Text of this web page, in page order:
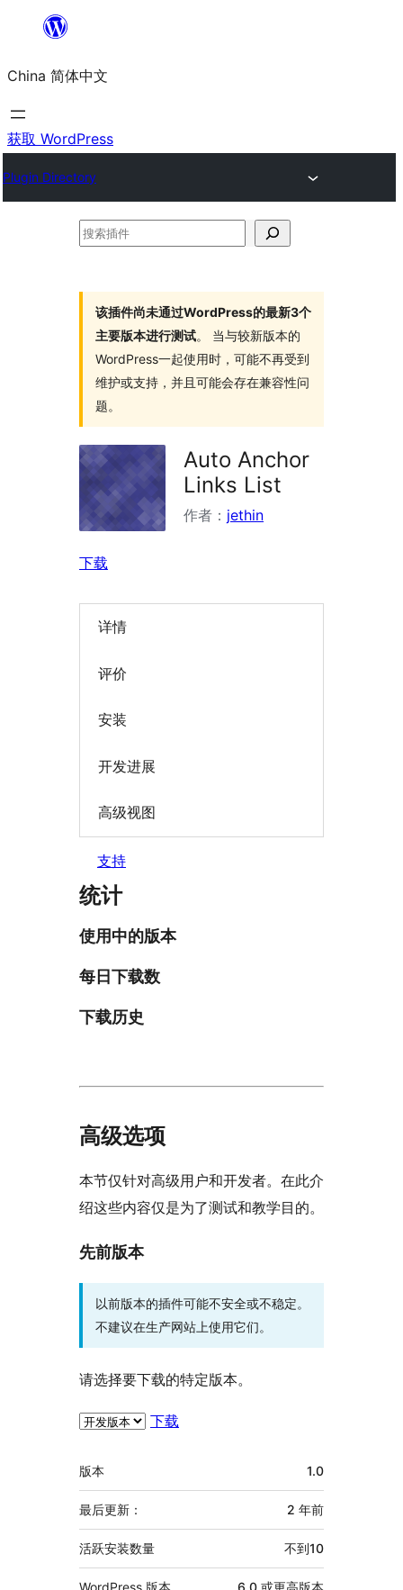
内
容
China 简体中文
获取 WordPress
Plugin Directory
搜
该插件尚未通过WordPress的最新3个
主要版本进行测试。 当与较新版本的
WordPress一起使用时，可能不再受到
维护或支持，并且可能会存在兼容性问
题。
Auto Anchor
Links List
作者： jethin
下载
详情
评价
安装
开发进展
高级视图
支持
统计
使用中的版本
每日下载数
下载历史
高级选项
本节仅针对高级用户和开发者。在此介
绍这些内容仅是为了测试和教学目的。
先前版本
以前版本的插件可能不安全或不稳定。
不建议在生产网站上使用它们。
请选择要下载的特定版本。
下载
额
外
信
息
版本 1.0
最后更新： 2 年前
活跃安装数量 不到10
WordPress 版本 6.0 或更高版本